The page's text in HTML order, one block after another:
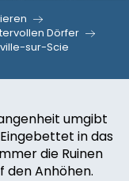
Dörfer
sur-Scie
umgibt
in das
die Ruinen
Anhöhen.